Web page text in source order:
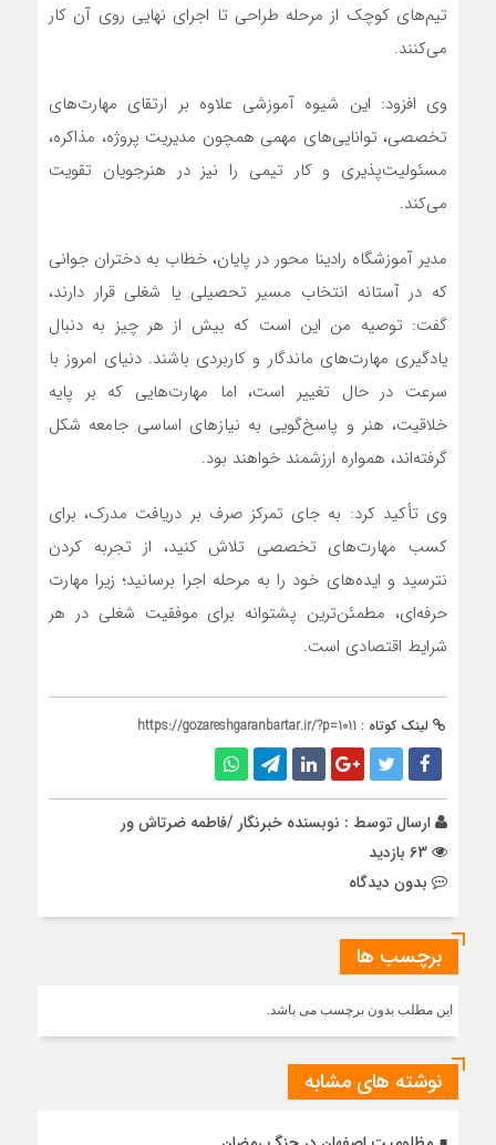
تیم‌های کوچک از مرحله طراحی تا اجرای نهایی روی آن کار
می‌کنند.
وی افزود: این شیوه آموزشی علاوه بر ارتقای مهارت‌های
تخصصی، توانایی‌های مهمی همچون مدیریت پروژه، مذاکره،
مسئولیت‌پذیری و کار تیمی را نیز در هنرجویان تقویت
می‌کند.
مدیر آموزشگاه رادینا محور در پایان، خطاب به دختران جوانی
که در آستانه انتخاب مسیر تحصیلی یا شغلی قرار دارند،
گفت: توصیه من این است که بیش از هر چیز به دنبال
یادگیری مهارت‌های ماندگار و کاربردی باشند. دنیای امروز با
سرعت در حال تغییر است، اما مهارت‌هایی که بر پایه
خلاقیت، هنر و پاسخ‌گویی به نیازهای اساسی جامعه شکل
گرفته‌اند، همواره ارزشمند خواهند بود.
وی تأکید کرد: به جای تمرکز صرف بر دریافت مدرک، برای
کسب مهارت‌های تخصصی تلاش کنید، از تجربه کردن
نترسید و ایده‌های خود را به مرحله اجرا برسانید؛ زیرا مهارت
حرفه‌ای، مطمئن‌ترین پشتوانه برای موفقیت شغلی در هر
شرایط اقتصادی است.
لینک کوتاه : https://gozareshgaranbartar.ir/?p=1011
ارسال توسط : نوبسنده خبرنگار /فاطمه ضرتاش ور
بدون دیدگاه
برچسب ها
این مطلب بدون برچسب می باشد.
نوشته های مشابه